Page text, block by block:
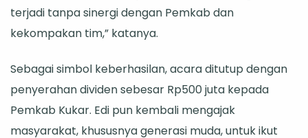
terjadi tanpa sinergi dengan Pemkab dan
kekompakan tim,” katanya.
Sebagai simbol keberhasilan, acara ditutup dengan
penyerahan dividen sebesar Rp500 juta kepada
Pemkab Kukar. Edi pun kembali mengajak
masyarakat, khususnya generasi muda, untuk ikut